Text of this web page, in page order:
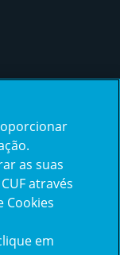
as suas
através
Cookies
em